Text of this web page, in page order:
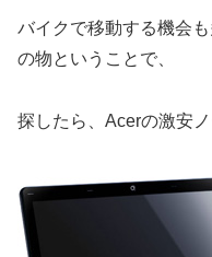
バイクで移動する機会
の物ということで、
探したら、Acerの激安